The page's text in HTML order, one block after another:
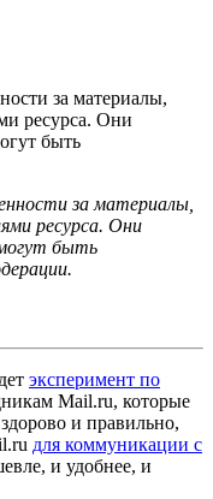
за материалы,
ресурса. Они
быть
за материалы,
ресурса. Они
быть
эксперимент по
Mail.ru, которые
и правильно,
для коммуникации с
и удобнее, и